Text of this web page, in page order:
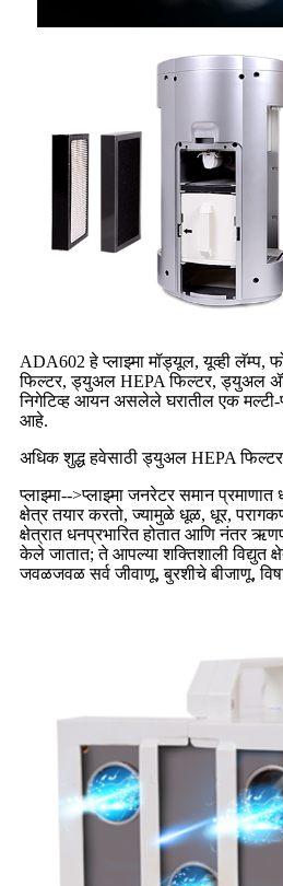
ADA602 हे प्लाझ्मा मॉड्यूल, यूव्ही लॅम्प,
फिल्टर, ड्युअल HEPA फिल्टर, ड्युअल
निगेटिव्ह आयन असलेले घरातील एक मल्टी-
आहे.
अधिक शुद्ध हवेसाठी ड्युअल HEPA फिल्टर
प्लाझ्मा-->प्लाझ्मा जनरेटर समान
क्षेत्र तयार करतो, ज्यामुळे धूळ, धूर,
क्षेत्रात धनप्रभारित होतात आणि नंतर
केले जातात; ते आपल्या शक्तिशाली विद्युत
जवळजवळ सर्व जीवाणू, बुरशीचे बीजाणू,